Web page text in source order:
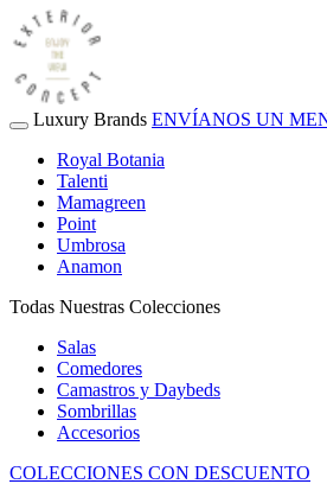
Luxury Brands ENVÍANOS UN
Royal Botania
Talenti
Mamagreen
Point
Umbrosa
Anamon
Todas Nuestras Colecciones
Salas
Comedores
Camastros y Daybeds
Sombrillas
Accesorios
COLECCIONES CON DESCUENTO